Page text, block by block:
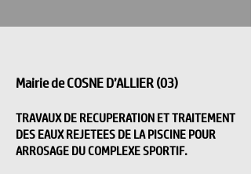
Mairie de COSNE D’ALLIER (03)
TRAVAUX DE RECUPERATION ET TRAITEMENT
DES EAUX REJETEES DE LA PISCINE POUR
ARROSAGE DU COMPLEXE SPORTIF.